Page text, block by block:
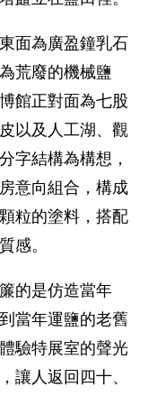
面為廣盈鐘乳石
荒廢的機械鹽
館正對面為七股
以及人工湖、觀
字結構為構想，
意向組合，構成
粒的塗料，搭配
感。
的是仿造當年
當年運鹽的老舊
驗特展室的聲光
讓人返回四十、